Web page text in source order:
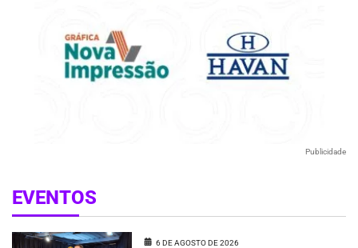
Publicidade
EVENTOS
6 DE AGOSTO DE 2026